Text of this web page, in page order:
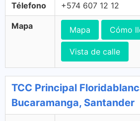
Télefono +574 607 12 12
Mapa Mapa Cómo
Vista de calle
TCC Principal
Bucaramanga, Santander